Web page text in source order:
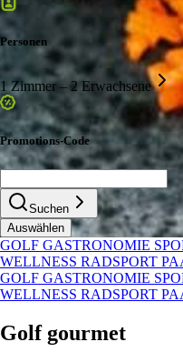
Personen
1 Zimmer – 2 Erwachsene
Promotions-Code
Suchen
Auswählen
GOLF GASTRONOMIE
WELLNESS RADSPORT
GOLF GASTRONOMIE
WELLNESS RADSPORT
Golf gourmet